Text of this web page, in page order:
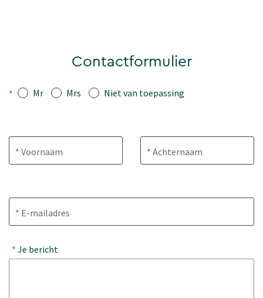
Contactformulier
* Mr Mrs Niet van toepassing
Voornaam Achternaam
E-mailadres
Je bericht